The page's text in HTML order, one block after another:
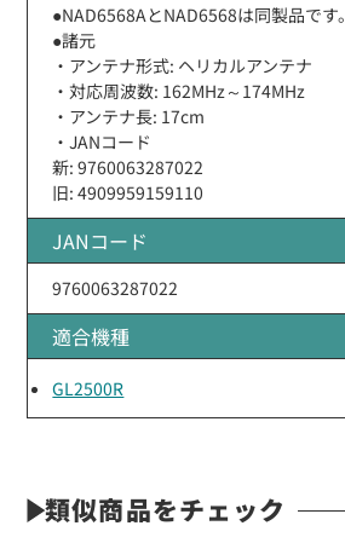
●NAD6568AとNAD6568は同製品です。
●諸元
・アンテナ形式: ヘリカルアンテナ
・対応周波数: 162MHz～174MHz
・アンテナ長: 17cm
・JANコード
新: 9760063287022
旧: 4909959159110
JANコード
9760063287022
適合機種
GL2500R
類似商品をチェック